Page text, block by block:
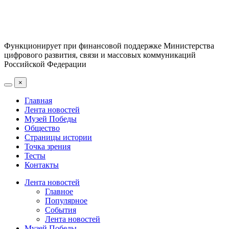
Функционирует при финансовой поддержке Министерства
цифрового развития, связи и массовых коммуникаций
Российской Федерации
×
Главная
Лента новостей
Музей Победы
Общество
Страницы истории
Точка зрения
Тесты
Контакты
Лента новостей
Главное
Популярное
События
Лента новостей